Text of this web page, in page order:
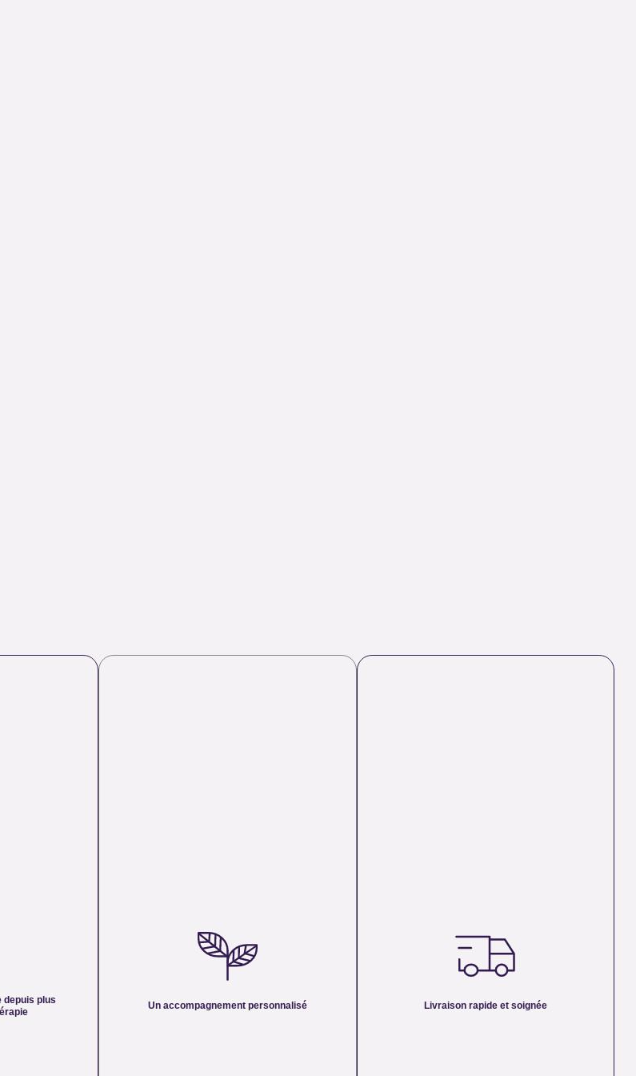
depuis plus
:
décennies,
et sa passion
service pour
de bien-être et
Un accompagnement personnalisé
Nous sélectionnons rigoureusement nos minéraux
pour vous offrir des pierres 100 % naturelles, non
traitées et chargées d’une énergie pure. Chaque
authenticité afin de vous garantir un produit à la
Livraison rapide et soignée
Nous préparons chaque commande avec amour et
attention, en respectant la nature énergétique des
soin pour qu’il vous parvienne en parfait état, prêt à
vous accompagner au quotidien.